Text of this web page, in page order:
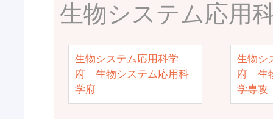
生物システム応用
生物システム応用科学
府 生物システム応用科
学府
生物シ
府 生
学専攻